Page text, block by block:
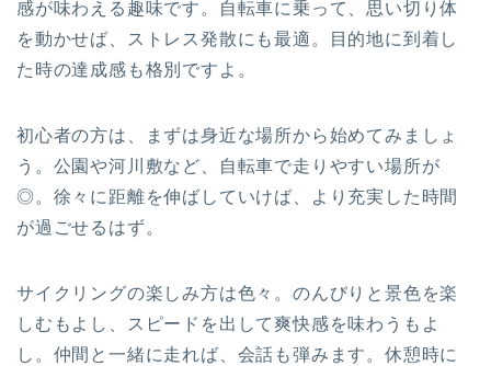
感が味わえる趣味です。自転車に乗って、思い切り体
を動かせば、ストレス発散にも最適。目的地に到着し
た時の達成感も格別ですよ。
初心者の方は、まずは身近な場所から始めてみましょ
う。公園や河川敷など、自転車で走りやすい場所が
◎。徐々に距離を伸ばしていけば、より充実した時間
が過ごせるはず。
サイクリングの楽しみ方は色々。のんびりと景色を楽
しむもよし、スピードを出して爽快感を味わうもよ
し。仲間と一緒に走れば、会話も弾みます。休憩時に